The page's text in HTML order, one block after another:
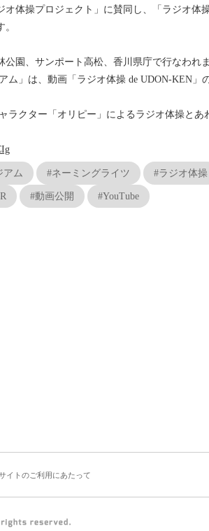
体操プロジェクト」に賛同し、「ラジオ体操
園、サンポート高松、香川県庁で行なわれま
ム」は、動画「ラジオ体操 de UDON-KEN」
ラクター「オリピー」によるラジオ体操とあ
アム #ネーミングライツ #ラジオ体操
#動画公開 #YouTube
イトのご利用にあたって